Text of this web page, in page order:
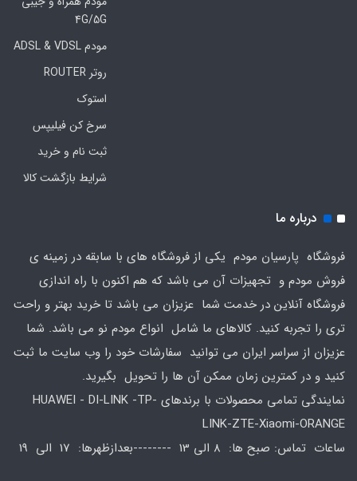
4G/5G
مودم ADSL & VDSL
روتر ROUTER
استوک
سرخ کن فیلیپس
ثبت نام و خرید
شرایط بازگشت کالا
درباره ما
فروشگاه پارسیان مودم یکی از فروشگاه های با سابقه در زمینه ی
فروش مودم و تجهیزات آن می باشد که هم اکنون با راه اندازی
فروشگاه آنلاین در خدمت شما عزیزان می باشد تا خرید بهتر و راحت
تری را تجربه کنید. کالاهای ما شامل انواع مودم نو می باشد. شما
عزیزان از سراسر ایران می توانید سفارشات خود را وب سایت ما ثبت
کنید و در کمترین زمان ممکن آن ها را تحویل بگیرید.
نمایندگی تمامی محصولات با برندهای HUAWEI - DI-LINK -TP-
LINK-ZTE-Xiaomi-ORANGE
ساعات تماس: صبح ها: 8 الی 13 --------بعدازظهرها: 17 الی 19